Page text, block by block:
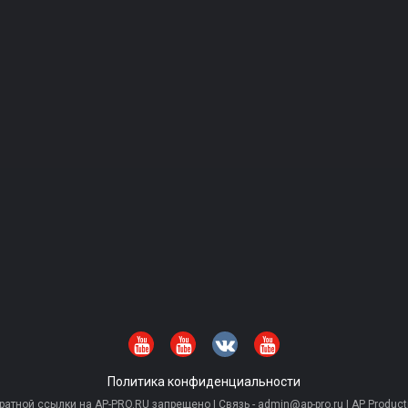
Политика конфиденциальности
ссылки на AP-PRO.RU запрещено | Связь - admin@ap-pro.ru | AP